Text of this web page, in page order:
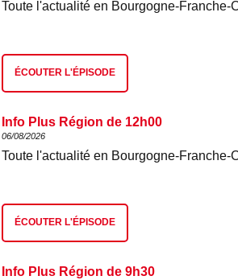
Toute l'actualité en Bourgogne-Franche-
ÉCOUTER L'ÉPISODE
Info Plus Région de 12h00
06/08/2026
Toute l'actualité en Bourgogne-Franche-
ÉCOUTER L'ÉPISODE
Info Plus Région de 9h30